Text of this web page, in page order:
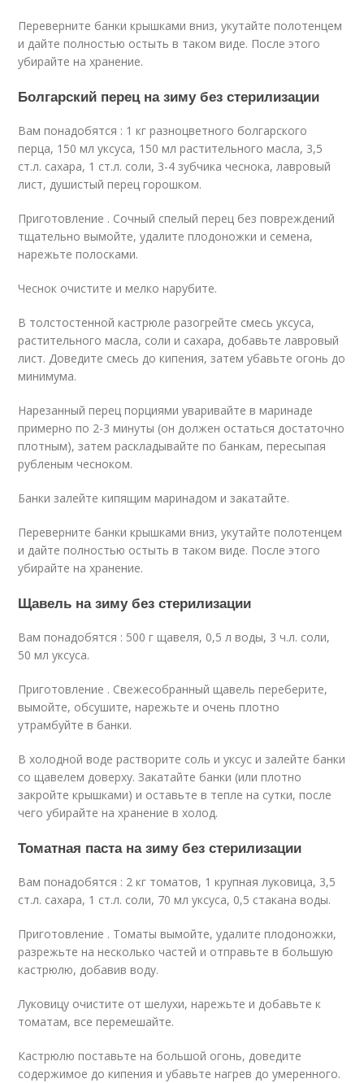
Переверните банки крышками вниз, укутайте полотенцем
и дайте полностью остыть в таком виде. После этого
убирайте на хранение.
Болгарский перец на зиму без стерилизации
Вам понадобятся : 1 кг разноцветного болгарского
перца, 150 мл уксуса, 150 мл растительного масла, 3,5
ст.л. сахара, 1 ст.л. соли, 3-4 зубчика чеснока, лавровый
лист, душистый перец горошком.
Приготовление . Сочный спелый перец без повреждений
тщательно вымойте, удалите плодоножки и семена,
нарежьте полосками.
Чеснок очистите и мелко нарубите.
В толстостенной кастрюле разогрейте смесь уксуса,
растительного масла, соли и сахара, добавьте лавровый
лист. Доведите смесь до кипения, затем убавьте огонь до
минимума.
Нарезанный перец порциями уваривайте в маринаде
примерно по 2-3 минуты (он должен остаться достаточно
плотным), затем раскладывайте по банкам, пересыпая
рубленым чесноком.
Банки залейте кипящим маринадом и закатайте.
Переверните банки крышками вниз, укутайте полотенцем
и дайте полностью остыть в таком виде. После этого
убирайте на хранение.
Щавель на зиму без стерилизации
Вам понадобятся : 500 г щавеля, 0,5 л воды, 3 ч.л. соли,
50 мл уксуса.
Приготовление . Свежесобранный щавель переберите,
вымойте, обсушите, нарежьте и очень плотно
утрамбуйте в банки.
В холодной воде растворите соль и уксус и залейте банки
со щавелем доверху. Закатайте банки (или плотно
закройте крышками) и оставьте в тепле на сутки, после
чего убирайте на хранение в холод.
Томатная паста на зиму без стерилизации
Вам понадобятся : 2 кг томатов, 1 крупная луковица, 3,5
ст.л. сахара, 1 ст.л. соли, 70 мл уксуса, 0,5 стакана воды.
Приготовление . Томаты вымойте, удалите плодоножки,
разрежьте на несколько частей и отправьте в большую
кастрюлю, добавив воду.
Луковицу очистите от шелухи, нарежьте и добавьте к
томатам, все перемешайте.
Кастрюлю поставьте на большой огонь, доведите
содержимое до кипения и убавьте нагрев до умеренного.